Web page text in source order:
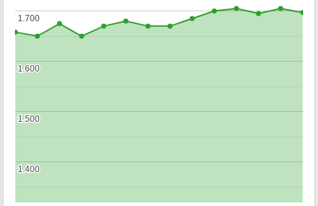
1.400
1.400
1.500
1.500
1.600
1.600
1.700
1.700